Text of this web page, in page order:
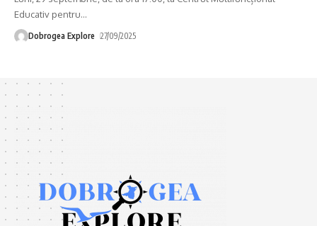
Educativ pentru…
Dobrogea Explore 27/09/2025